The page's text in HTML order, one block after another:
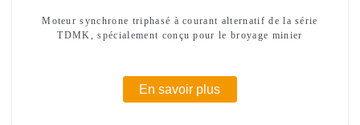
Moteur synchrone triphasé à courant alternatif de la série
TDMK, spécialement conçu pour le broyage minier
En savoir plus